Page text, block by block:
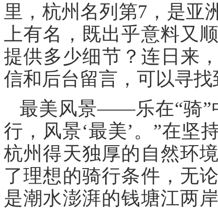
里，杭州名列第7，是亚
上有名，既出乎意料又
提供多少细节？连日来
信和后台留言，可以寻
最美风景——乐在“骑
行，风景‘最美’。”在坚
杭州得天独厚的自然环
了理想的骑行条件，无
是潮水澎湃的钱塘江两